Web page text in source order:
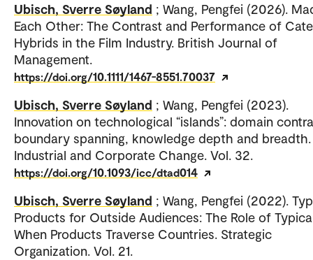
Ubisch, Sverre Søyland ; Wang, Pengfei (2026).
Each Other: The Contrast and Performance of
Hybrids in the Film Industry. British Journal of
Management.
https://doi.org/10.1111/1467-8551.70037
Ubisch, Sverre Søyland ; Wang, Pengfei (2023).
Innovation on technological “islands”: domain
boundary spanning, knowledge depth and breadth.
Industrial and Corporate Change. Vol. 32.
https://doi.org/10.1093/icc/dtad014
Ubisch, Sverre Søyland ; Wang, Pengfei (2022).
Products for Outside Audiences: The Role of
When Products Traverse Countries. Strategic
Organization. Vol. 21.